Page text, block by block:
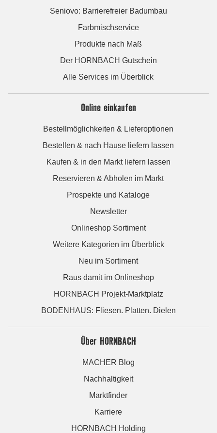
Seniovo: Barrierefreier Badumbau
Farbmischservice
Produkte nach Maß
Der HORNBACH Gutschein
Alle Services im Überblick
Online einkaufen
Bestellmöglichkeiten & Lieferoptionen
Bestellen & nach Hause liefern lassen
Kaufen & in den Markt liefern lassen
Reservieren & Abholen im Markt
Prospekte und Kataloge
Newsletter
Onlineshop Sortiment
Weitere Kategorien im Überblick
Neu im Sortiment
Raus damit im Onlineshop
HORNBACH Projekt-Marktplatz
BODENHAUS: Fliesen. Platten. Dielen
Über HORNBACH
MACHER Blog
Nachhaltigkeit
Marktfinder
Karriere
HORNBACH Holding